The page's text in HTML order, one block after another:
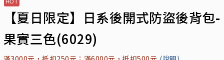
【夏日限定】日系後開式防盜後背包-
果實三色(6029)